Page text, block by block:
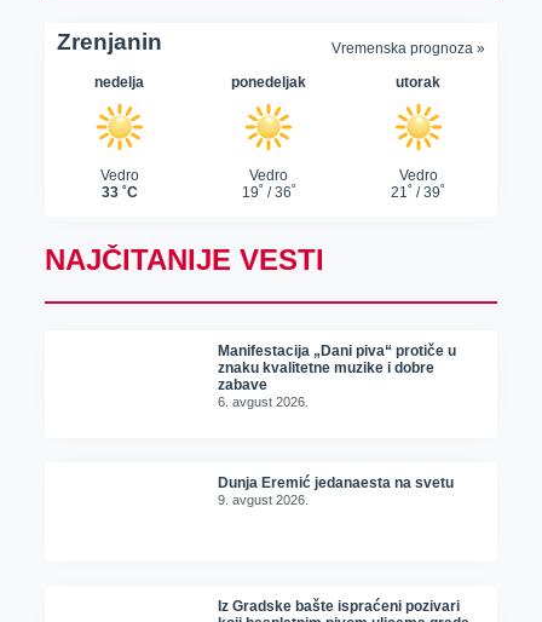
NAJČITANIJE VESTI
Manifestacija „Dani piva“ protiče u
znaku kvalitetne muzike i dobre
zabave
6. avgust 2026.
Dunja Eremić jedanaesta na svetu
9. avgust 2026.
Iz Gradske bašte ispraćeni pozivari